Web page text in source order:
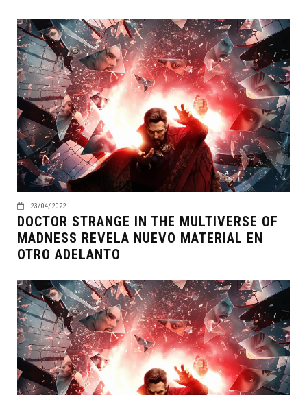
23/04/2022
DOCTOR STRANGE IN THE MULTIVERSE OF
MADNESS REVELA NUEVO MATERIAL EN
OTRO ADELANTO